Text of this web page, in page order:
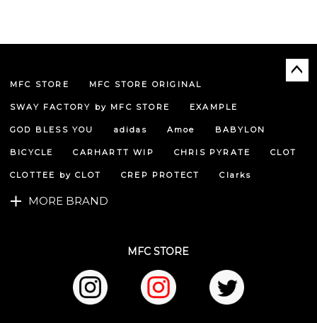
MFC STORE MFC STORE ORIGINAL
SWAY FACTORY by MFC STORE EXAMPLE
GOD BLESS YOU adidas Amoe BABYLON
BICYCLE CARHARTT WIP CHRIS PYRATE CLOT
CLOTTEE by CLOT CREP PROTECT Clarks
MORE BRAND
MFC STORE